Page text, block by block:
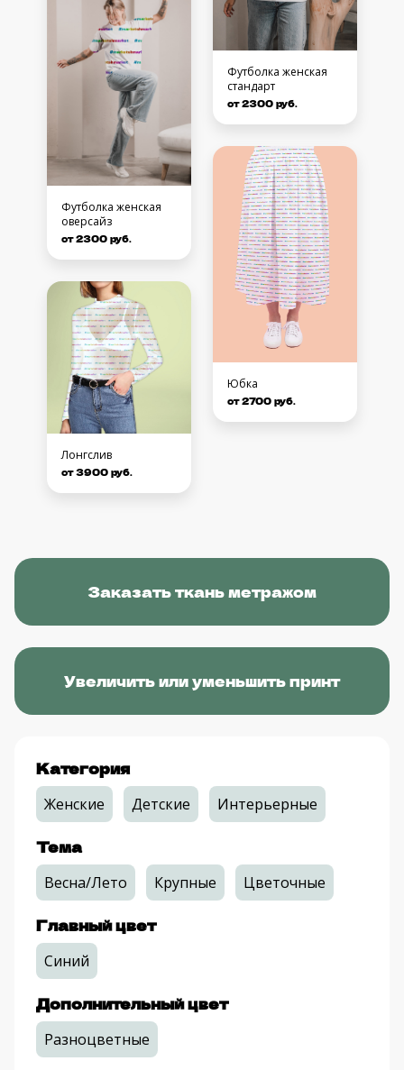
Футболка женская
оверсайз
от 2300 руб.
Лонгслив
от 3900 руб.
Футболка женская
стандарт
от 2300 руб.
Юбка
от 2700 руб.
Заказать ткань метражом
Увеличить или уменьшить принт
Категория
Женские Детские Интерьерные
Тема
Весна/Лето Крупные Цветочные
Главный цвет
Синий
Дополнительный цвет
Разноцветные